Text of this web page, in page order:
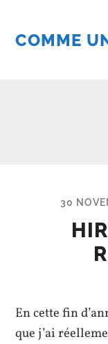
COMME
30
En cette fin
que j’ai